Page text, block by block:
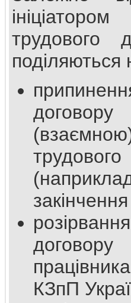
трудового
поділяються
(взаємною)
КЗпП